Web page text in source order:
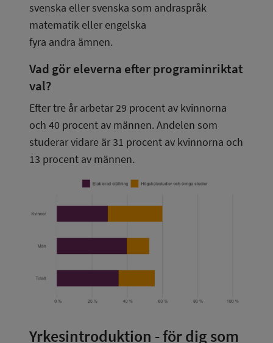
svenska eller svenska som andraspråk
matematik eller engelska
fyra andra ämnen.
Vad gör eleverna efter programinriktat
val?
Efter tre år arbetar 29 procent av kvinnorna
och 40 procent av männen. Andelen som
studerar vidare är 31 procent av kvinnorna och
13 procent av männen.
Yrkesintroduktion - för dig som